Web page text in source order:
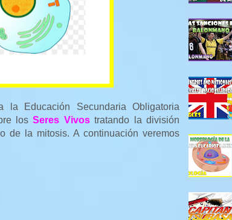
Educación Secundaria Obligatoria
losSeres Vivostratando la división
de la mitosis. A continuación veremos